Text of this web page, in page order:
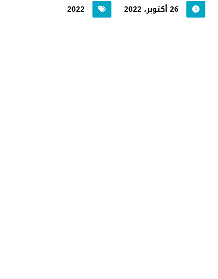
26 أكتوبر، 2022 2022